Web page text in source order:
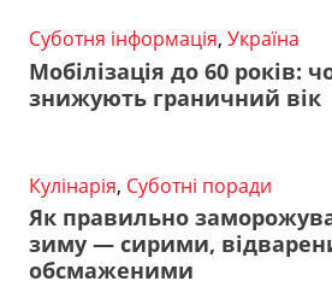
Суботня інформація, Україна
Мобілізація до 60 років:
знижують граничний вік
Кулінарія, Суботні поради
Як правильно
зиму — сирими,
обсмаженими